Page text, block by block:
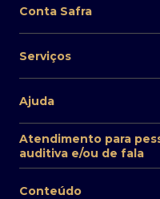
Conta Safra
Serviços
Ajuda
Atendimento para
auditiva e/ou de fala
Conteúdo